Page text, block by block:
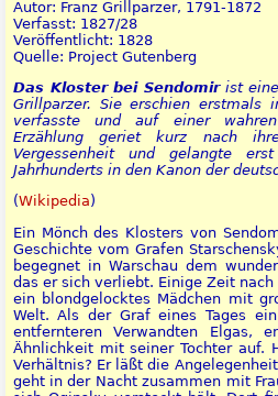
Autor: Franz Grillparzer, 1791-1872
Verfasst: 1827/28
Veröffentlicht: 1828
Quelle: Project Gutenberg
Das Kloster bei Sendomirist eine
Grillparzer. Sie erschien erstmals
verfasste und auf einer wahren
Erzählung geriet kurz nach
Vergessenheit und gelangte
Jahrhunderts in den Kanon der
(Wikipedia)
Ein Mönch des Klosters von
Geschichte vom Grafen
begegnet in Warschau dem
das er sich verliebt. Einige Zeit
ein blondgelocktes Mädchen mit
Welt. Als der Graf eines Tages
entfernteren Verwandten Elgas,
Ähnlichkeit mit seiner Tochter auf.
Verhältnis? Er läßt die
geht in der Nacht zusammen mit